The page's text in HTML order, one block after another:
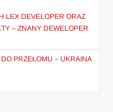
LEX DEVELOPER ORAZ
– ZNANY DEWELOPER
PRZEŁOMU – UKRAINA